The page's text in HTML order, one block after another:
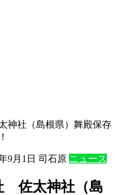
神社（島根県）舞殿保存
9月1日 司石原 ニュース
佐太神社（島